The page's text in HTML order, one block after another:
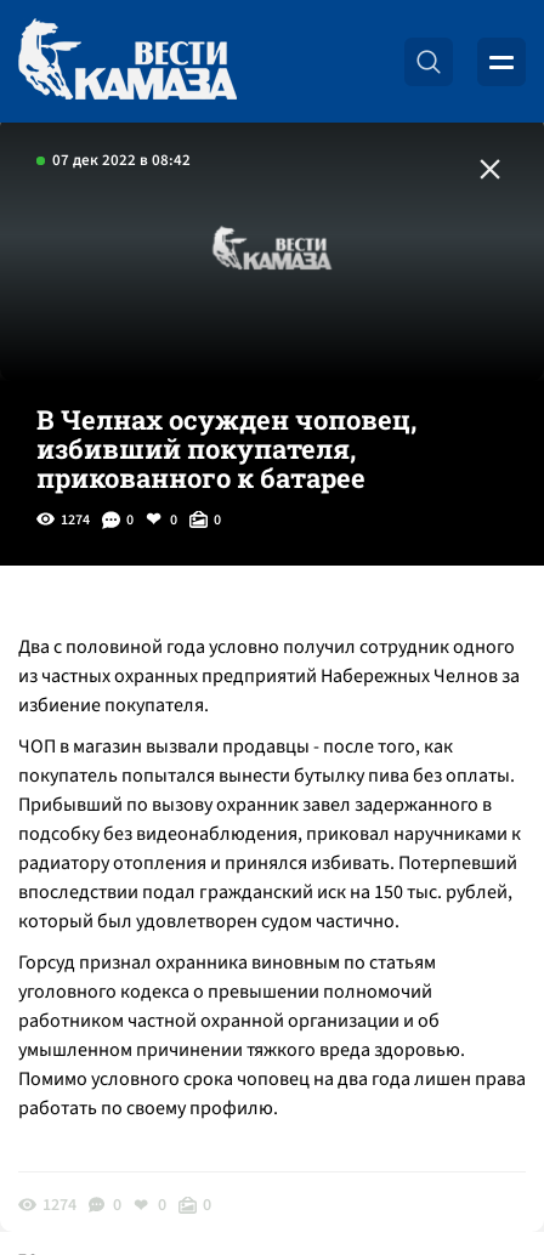
07 дек 2022 в 08:42
В Челнах осужден чоповец,
избивший покупателя,
прикованного к батарее
1274 0 0 0
Два с половиной года условно получил сотрудник одного
из частных охранных предприятий Набережных Челнов за
избиение покупателя.
ЧОП в магазин вызвали продавцы - после того, как
покупатель попытался вынести бутылку пива без оплаты.
Прибывший по вызову охранник завел задержанного в
подсобку без видеонаблюдения, приковал наручниками к
радиатору отопления и принялся избивать. Потерпевший
впоследствии подал гражданский иск на 150 тыс. рублей,
который был удовлетворен судом частично.
Горсуд признал охранника виновным по статьям
уголовного кодекса о превышении полномочий
работником частной охранной организации и об
умышленном причинении тяжкого вреда здоровью.
Помимо условного срока чоповец на два года лишен права
работать по своему профилю.
1274 0 0 0